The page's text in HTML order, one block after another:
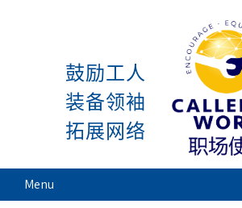
Called To Work
鼓励工人
装备领袖
拓展网络
Menu